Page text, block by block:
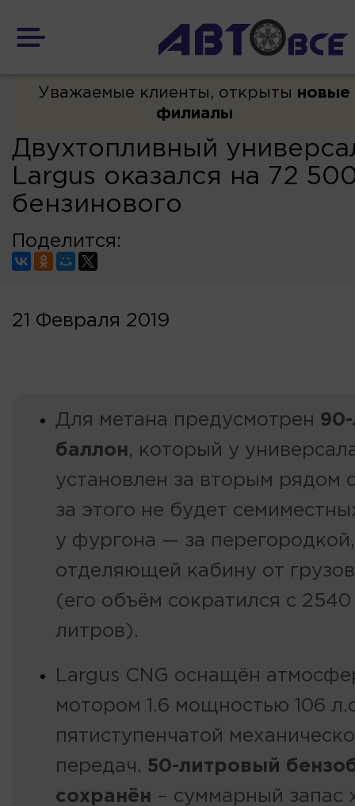
Уважаемые клиенты, открыты новые
филиалы
Двухтопливный
Largus оказался на 72
бензинового
Поделится:
21 Февраля 2019
Для метана предусмотрен
баллон, который у
установлен за вторым рядом
за этого не будет
у фургона — за перегородкой,
отделяющей кабину от
(его объём сократился с
литров).
Largus CNG оснащён
мотором 1.6 мощностью 106
пятиступенчатой
передач. 50-литровый
сохранён – суммарный запас